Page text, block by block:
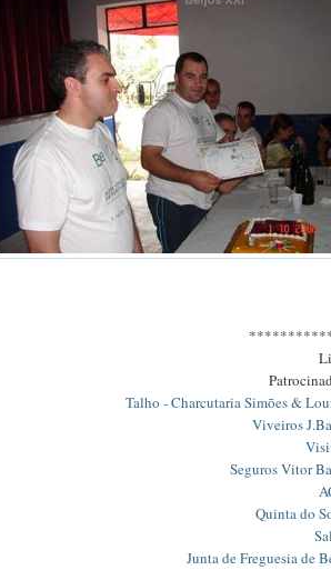
Talho - Charcutaria Simões &
Viveiros
Seguros Vitor
Quinta do
Junta de Freguesia de